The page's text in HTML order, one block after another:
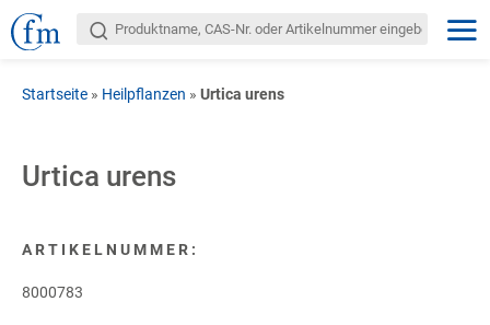
Startseite » Heilpflanzen » Urtica urens
Urtica urens
ARTIKELNUMMER:
8000783